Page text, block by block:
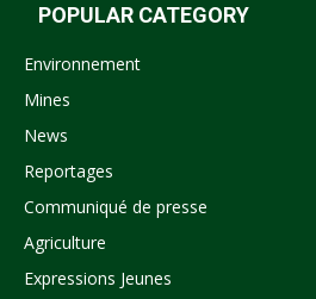
POPULAR CATEGORY
Environnement
Mines
News
Reportages
Communiqué de presse
Agriculture
Expressions Jeunes